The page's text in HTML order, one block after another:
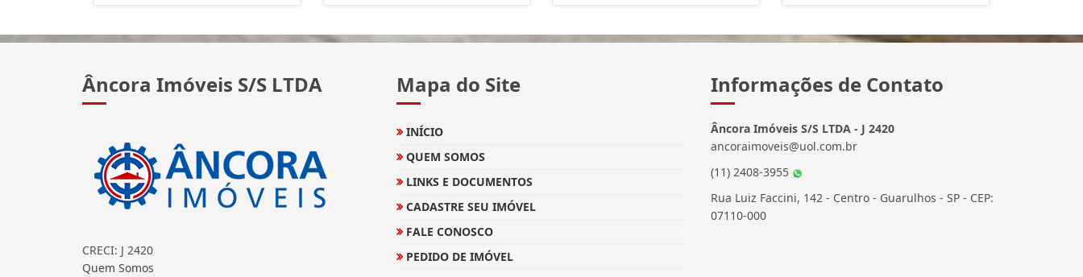
Âncora Imóveis S/S LTDA
CRECI: J 2420
Quem Somos
Mapa do Site
INÍCIO
QUEM SOMOS
LINKS E DOCUMENTOS
CADASTRE SEU IMÓVEL
FALE CONOSCO
PEDIDO DE IMÓVEL
Informações de Contato
Âncora Imóveis S/S LTDA - J 2420
ancoraimoveis@uol.com.br
(11) 2408-3955
Rua Luiz Faccini, 142 - Centro - Guarulhos - SP - CEP:
07110-000